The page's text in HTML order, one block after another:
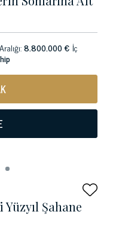
8.800.000 € İç
Şahane